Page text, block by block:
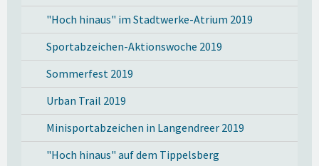
"Hoch hinaus" im Stadtwerke-Atrium 2019
Sportabzeichen-Aktionswoche 2019
Sommerfest 2019
Urban Trail 2019
Minisportabzeichen in Langendreer 2019
"Hoch hinaus" auf dem Tippelsberg